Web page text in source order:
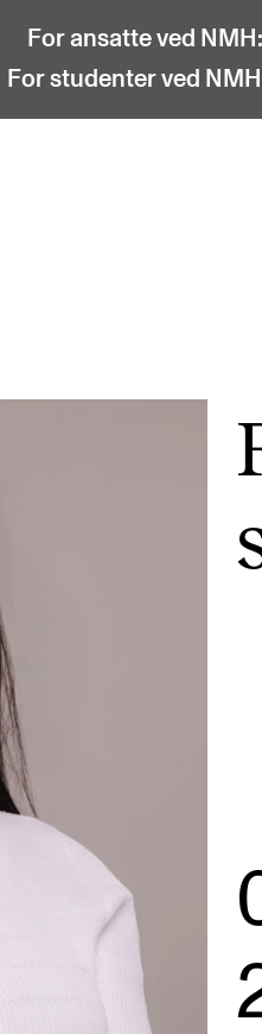
For ansatte ved NMH:
For studenter ved
Fagmiljøer
AKTUELT
Arrangementer og
Nyheter og historier
Ledige stillinger